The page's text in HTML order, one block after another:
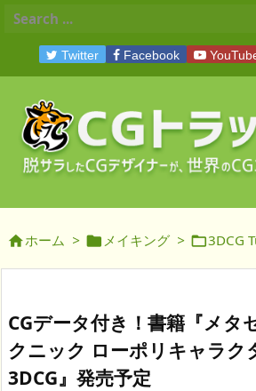
Twitter Facebook
ホーム >  メイキング > 3DCG
CGデータ付き！書籍『メタ
クニック ローポリキャラク
3DCG』発売予定